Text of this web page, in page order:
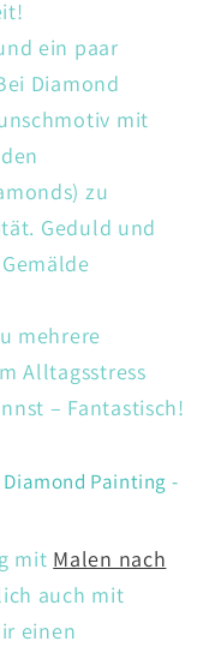
ein paar
Diamond
mit
zu
Geduld und
mehrere
Alltagsstress
– Fantastisch!
Painting -
mit Malen nach
auch mit
einen